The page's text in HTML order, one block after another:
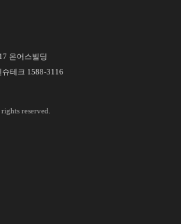
온어스빌딩
테크 1588-3116
reserved.